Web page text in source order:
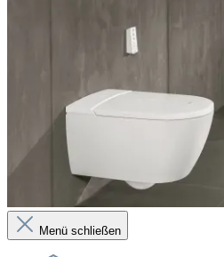
Menü schließen